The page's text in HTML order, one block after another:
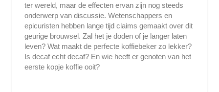
ter wereld, maar de effecten ervan zijn nog steeds
onderwerp van discussie. Wetenschappers en
epicuristen hebben lange tijd claims gemaakt over dit
geurige brouwsel. Zal het je doden of je langer laten
leven? Wat maakt de perfecte koffiebeker zo lekker?
Is decaf echt decaf? En wie heeft er genoten van het
eerste kopje koffie ooit?